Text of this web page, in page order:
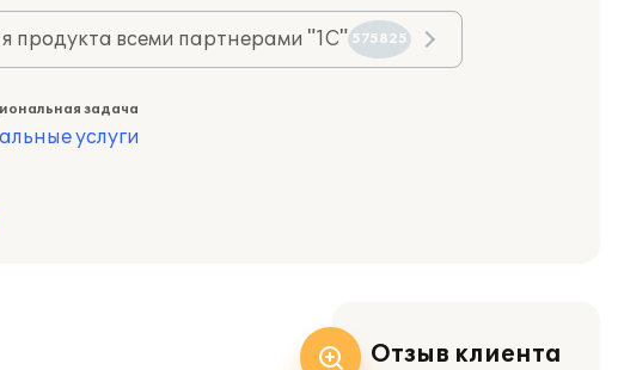
продукта всеми партнерами "1С" 575825
задача
услуги
Отзыв клиента